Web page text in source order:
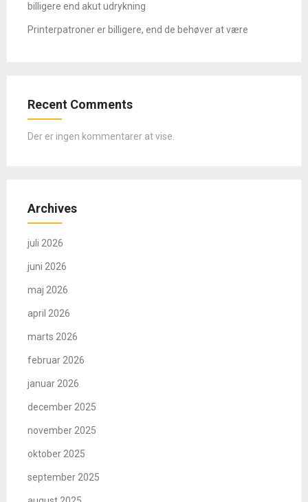
billigere end akut udrykning
Printerpatroner er billigere, end de behøver at være
Recent Comments
Der er ingen kommentarer at vise.
Archives
juli 2026
juni 2026
maj 2026
april 2026
marts 2026
februar 2026
januar 2026
december 2025
november 2025
oktober 2025
september 2025